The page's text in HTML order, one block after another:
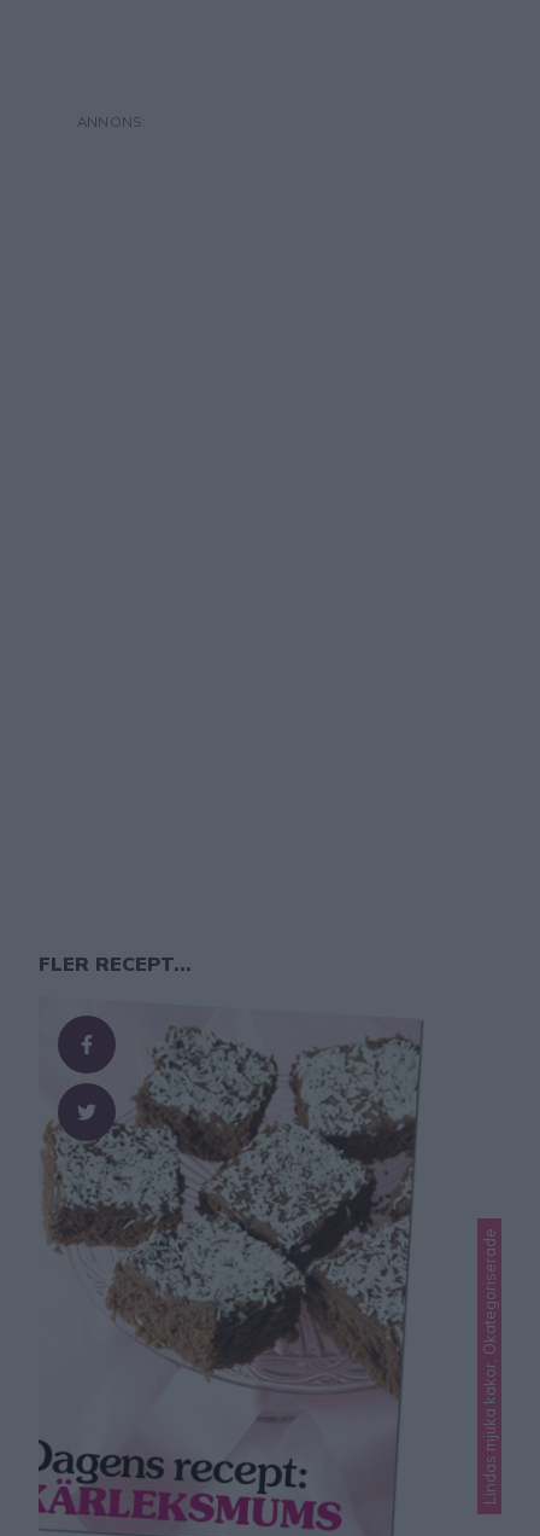
FLER RECEPT...
Lindas mjuka kakor, Okategoriserade